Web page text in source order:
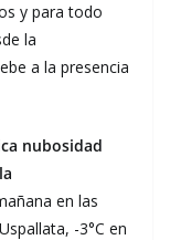
y para todo
la
a la presencia
nubosidad
en las
-3°C en